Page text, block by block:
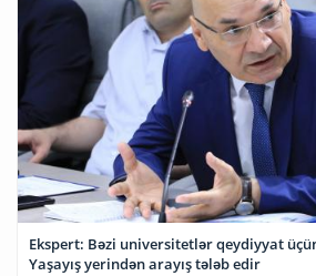
Ekspert: Bəzi universitetlər qeydiyyat
Yaşayış yerindən arayış tələb edir